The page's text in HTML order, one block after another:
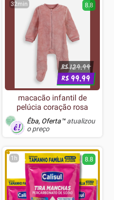
32min 8.8
R$129.99
R$ 99.99
macacão infantil de
pelúcia coração rosa
Êba, Oferta™atualizou
o preço
1h 8.8